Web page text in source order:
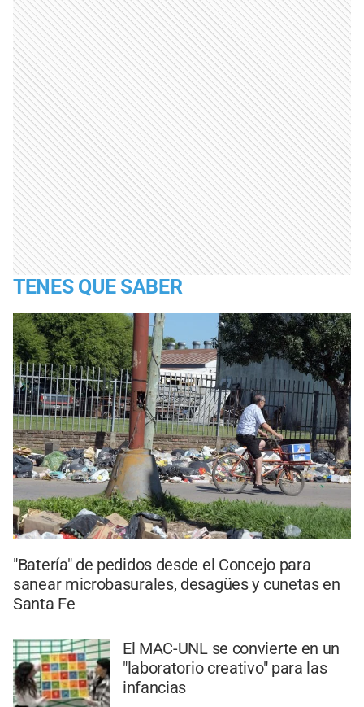
TENES QUE SABER
"Batería" de pedidos desde el Concejo para
sanear microbasurales, desagües y cunetas en
Santa Fe
El MAC-UNL se convierte en un
"laboratorio creativo" para las
infancias